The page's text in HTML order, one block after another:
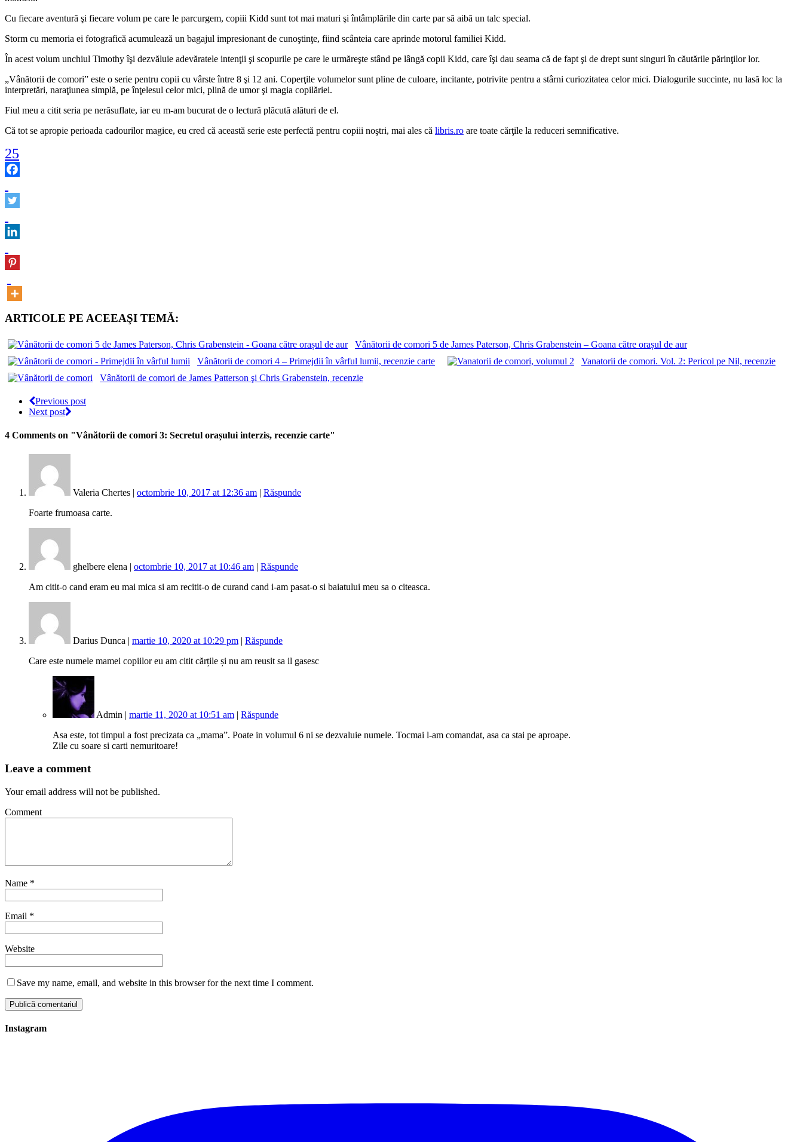
Cu fiecare aventură şi fiecare volum pe care le parcurgem, copiii Kidd sunt tot mai maturi şi întâmplările din carte par să aibă un talc special.
Storm cu memoria ei fotografică acumulează un bagajul impresionant de cunoştinţe, fiind scânteia care aprinde motorul familiei Kidd.
În acest volum unchiul Timothy îşi dezvăluie adevăratele intenţii şi scopurile pe care le urmăreşte stând pe lângă copii Kidd, care îşi dau seama că de fapt şi de drept sunt singuri în căutările părinţilor lor.
„Vânătorii de comori” este o serie pentru copii cu vârste între 8 şi 12 ani. Coperţile volumelor sunt pline de culoare, incitante, potrivite pentru a stârni curiozitatea celor mici. Dialogurile succinte, nu lasă loc la
interpretări, naraţiunea simplă, pe înţelesul celor mici, plină de umor şi magia copilăriei.
Fiul meu a citit seria pe nerăsuflate, iar eu m-am bucurat de o lectură plăcută alături de el.
Că tot se apropie perioada cadourilor magice, eu cred că această serie este perfectă pentru copiii noştri, mai ales că libris.ro are toate cărţile la reduceri semnificative.
25
ARTICOLE PE ACEEAŞI TEMĂ:
Vânătorii de comori 5 de James Paterson, Chris Grabenstein – Goana către orașul de aur
Vânătorii de comori 4 – Primejdii în vârful lumii, recenzie carte
Vanatorii de comori. Vol. 2: Pericol pe Nil, recenzie
Vânătorii de comori de James Patterson şi Chris Grabenstein, recenzie
Previous post
Next post
4 Comments on "Vânătorii de comori 3: Secretul orașului interzis, recenzie carte"
Valeria Chertes | octombrie 10, 2017 at 12:36 am | Răspunde
Foarte frumoasa carte.
ghelbere elena | octombrie 10, 2017 at 10:46 am | Răspunde
Am citit-o cand eram eu mai mica si am recitit-o de curand cand i-am pasat-o si baiatului meu sa o citeasca.
Darius Dunca | martie 10, 2020 at 10:29 pm | Răspunde
Care este numele mamei copiilor eu am citit cărțile și nu am reusit sa il gasesc
Admin | martie 11, 2020 at 10:51 am | Răspunde
Asa este, tot timpul a fost precizata ca „mama”. Poate in volumul 6 ni se dezvaluie numele. Tocmai l-am comandat, asa ca stai pe aproape.
Zile cu soare si carti nemuritoare!
Leave a comment
Your email address will not be published.
Comment
Name *
Email *
Website
Save my name, email, and website in this browser for the next time I comment.
Instagram